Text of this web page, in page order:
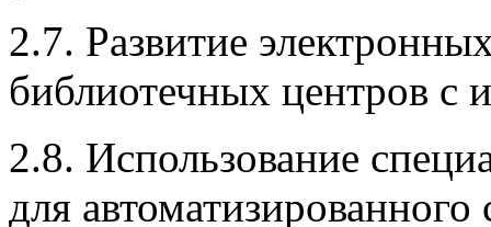
2.7. Развитие
библиотечных центров с
2.8. Использование
для